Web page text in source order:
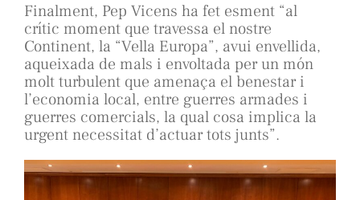
Finalment, Pep Vicens ha fet esment “al
crític moment que travessa el nostre
Continent, la “Vella Europa”, avui envellida,
aqueixada de mals i envoltada per un món
molt turbulent que amenaça el benestar i
l’economia local, entre guerres armades i
guerres comercials, la qual cosa implica la
urgent necessitat d’actuar tots junts”.